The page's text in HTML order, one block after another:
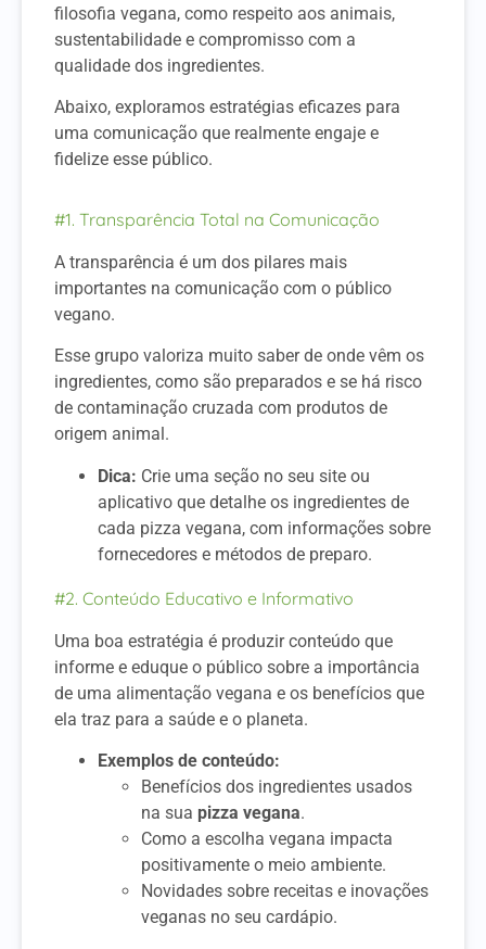
filosofia vegana, como respeito aos animais,
sustentabilidade e compromisso com a
qualidade dos ingredientes.
Abaixo, exploramos estratégias eficazes para
uma comunicação que realmente engaje e
fidelize esse público.
#1. Transparência Total na Comunicação
A transparência é um dos pilares mais
importantes na comunicação com o público
vegano.
Esse grupo valoriza muito saber de onde vêm os
ingredientes, como são preparados e se há risco
de contaminação cruzada com produtos de
origem animal.
Dica: Crie uma seção no seu site ou
aplicativo que detalhe os ingredientes de
cada pizza vegana, com informações sobre
fornecedores e métodos de preparo.
#2. Conteúdo Educativo e Informativo
Uma boa estratégia é produzir conteúdo que
informe e eduque o público sobre a importância
de uma alimentação vegana e os benefícios que
ela traz para a saúde e o planeta.
Exemplos de conteúdo:
Benefícios dos ingredientes usados
na sua pizza vegana.
Como a escolha vegana impacta
positivamente o meio ambiente.
Novidades sobre receitas e inovações
veganas no seu cardápio.